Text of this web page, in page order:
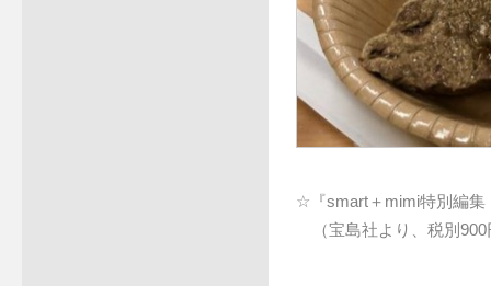
☆『smart＋mimi特別編
（宝島社より、税別900